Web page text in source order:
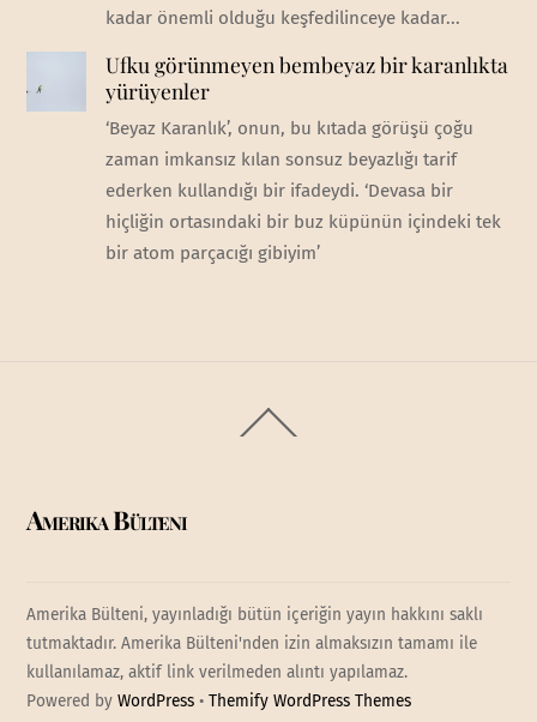
kadar önemli olduğu keşfedilinceye kadar...
Ufku görünmeyen bembeyaz bir karanlıkta
yürüyenler
‘Beyaz Karanlık’, onun, bu kıtada görüşü çoğu
zaman imkansız kılan sonsuz beyazlığı tarif
ederken kullandığı bir ifadeydi. ‘Devasa bir
hiçliğin ortasındaki bir buz küpünün içindeki tek
bir atom parçacığı gibiyim’
To
Amerika Bülteni
Amerika Bülteni, yayınladığı bütün içeriğin yayın hakkını saklı
tutmaktadır. Amerika Bülteni'nden izin almaksızın tamamı ile
kullanılamaz, aktif link verilmeden alıntı yapılamaz.
Powered byWordPress •Themify WordPress Themes